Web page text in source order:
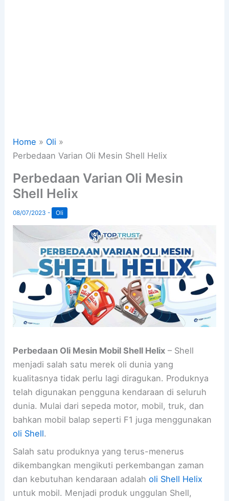
Home
Oli
Perbedaan Varian Oli Mesin Shell Helix
Perbedaan Varian Oli Mesin
Shell Helix
08/07/2023- Oli
Perbedaan Oli Mesin Mobil Shell Helix – Shell
menjadi salah satu merek oli dunia yang
kualitasnya tidak perlu lagi diragukan. Produknya
telah digunakan pengguna kendaraan di seluruh
dunia. Mulai dari sepeda motor, mobil, truk, dan
bahkan mobil balap seperti F1 juga menggunakan
oli Shell.
Salah satu produknya yang terus-menerus
dikembangkan mengikuti perkembangan zaman
dan kebutuhan kendaraan adalaholi Shell Helix
untuk mobil. Menjadi produk unggulan Shell,